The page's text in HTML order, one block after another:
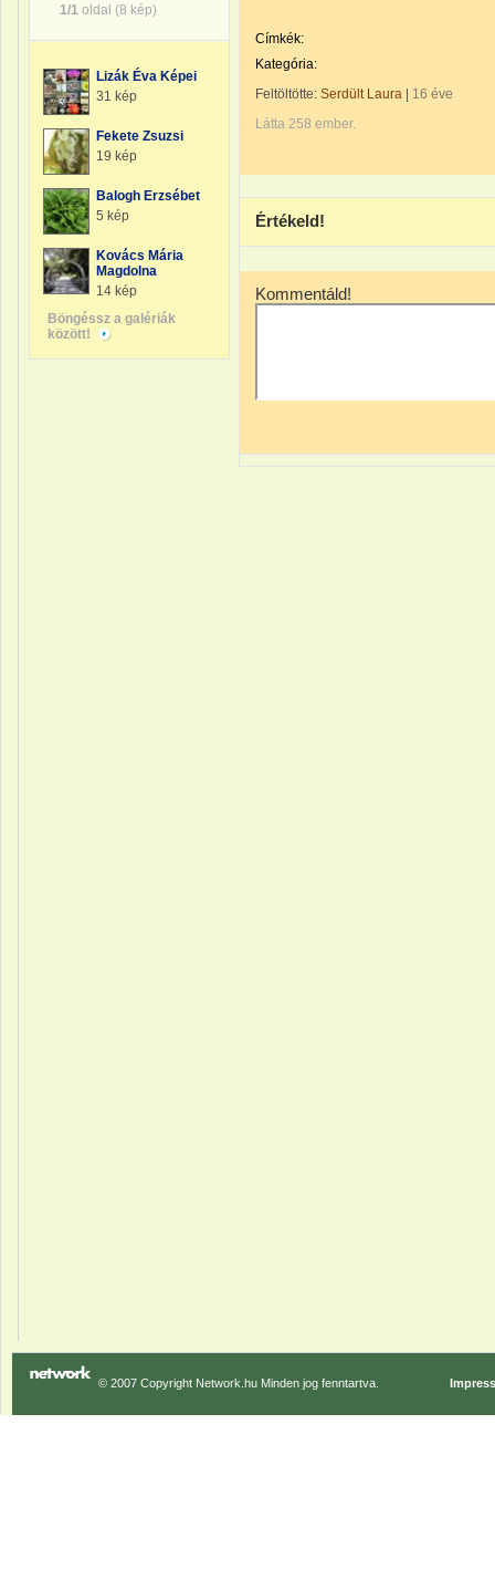
1/1 oldal (8 kép)
Lizák Éva Képei
31 kép
Fekete Zsuzsi
19 kép
Balogh Erzsébet
5 kép
Kovács Mária
Magdolna
14 kép
Böngéssz a galériák
között!
Címkék:
Kategória:
Feltöltötte: Serdült Laura
16 éve
Látta 258 ember.
Értékeld!
Kommentáld!
© 2007 Copyright Network.hu Minden jog fenntartva.